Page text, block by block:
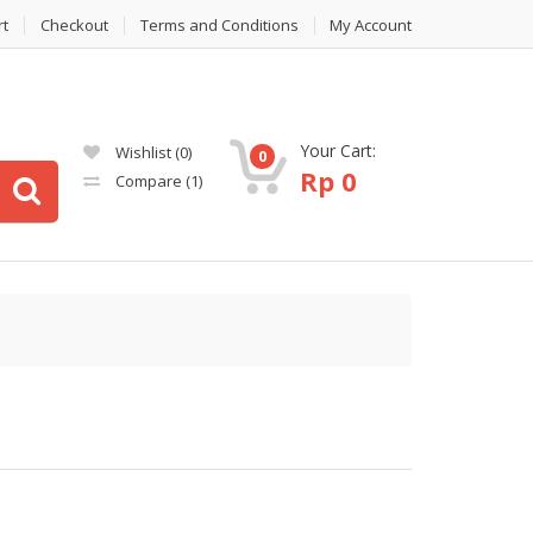
Checkout Terms and Conditions My Account
Wishlist (0)
Compare (1)
0 Your Cart:
Rp0